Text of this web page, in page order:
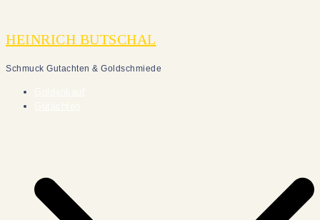
springen
HEINRICH BUTSCHAL
Schmuck Gutachten & Goldschmiede